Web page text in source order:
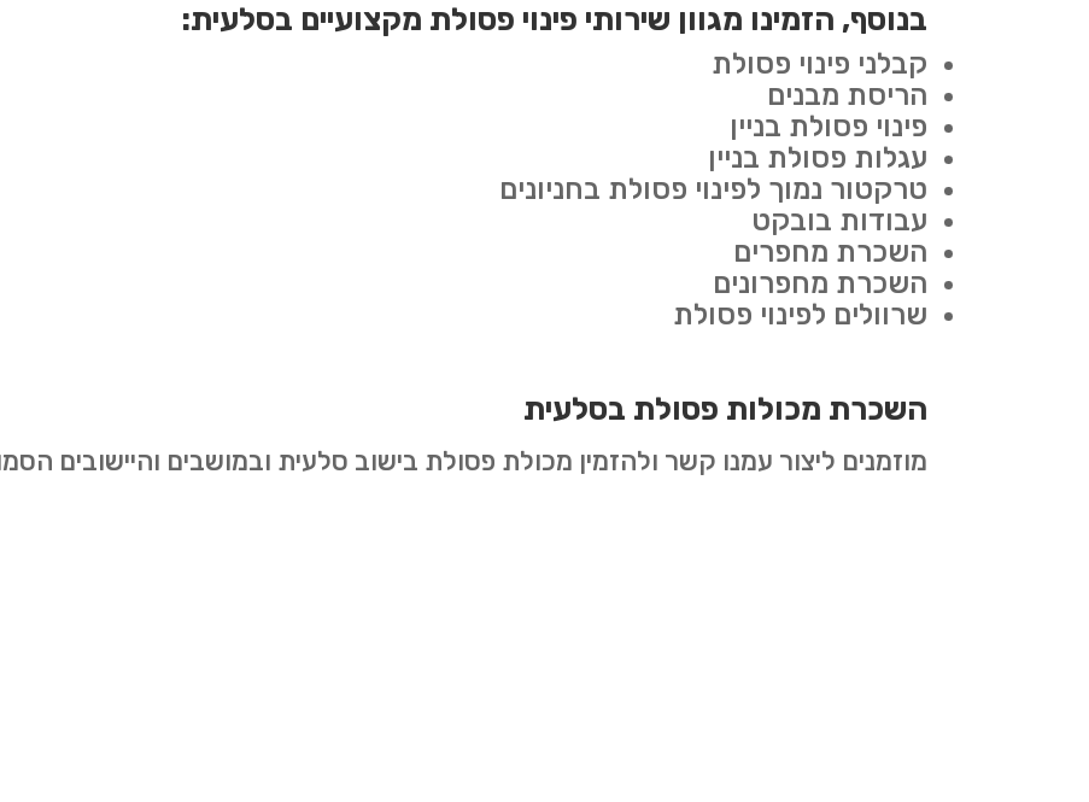
בנוסף, הזמינו מגוון שירותי פינוי פסולת מקצועיים בסלעית:
קבלני פינוי פסולת
הריסת מבנים
פינוי פסולת בניין
עגלות פסולת בניין
טרקטור נמוך לפינוי פסולת בחניונים
עבודות בובקט
השכרת מחפרים
השכרת מחפרונים
שרוולים לפינוי פסולת
השכרת מכולות פסולת בסלעית
מוזמנים ליצור עמנו קשר ולהזמין מכולת פסולת בישוב סלעית ובמושבים והיישובים